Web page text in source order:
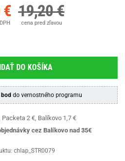
€ 19,20 €
cena pred zľavou
DO KOŠÍKA
bod do vernostného programu
Packeta 2 €, Balíkovo 1,7 €
cez Balíkovo nad 35€
chlap_STR0079